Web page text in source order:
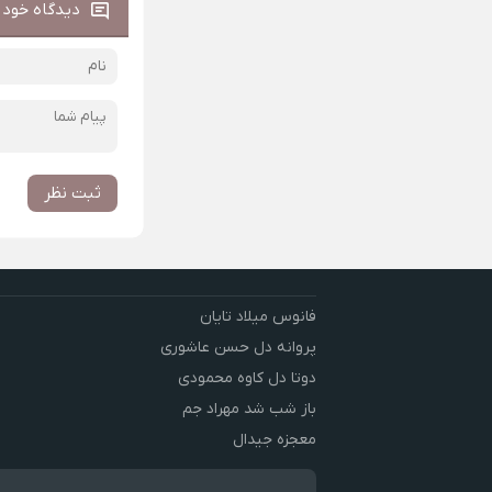
دیدگاه خود
ثبت نظر
فانوس میلاد تایان
پروانه دل حسن عاشوری
دوتا دل کاوه محمودی
باز شب شد مهراد جم
معجزه جیدال